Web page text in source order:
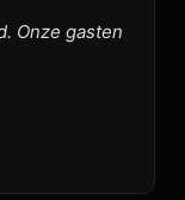
Onze gasten